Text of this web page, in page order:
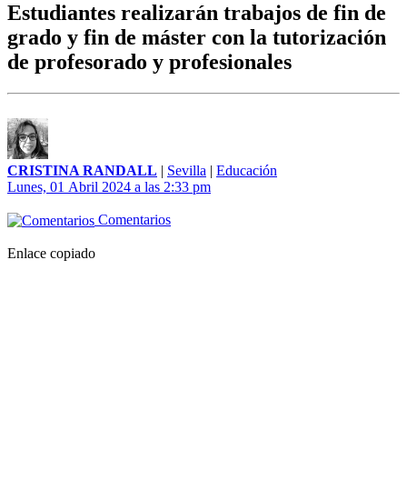
Estudiantes realizarán trabajos de fin de
grado y fin de máster con la tutorización
de profesorado y profesionales
CRISTINA RANDALL | Sevilla | Educación
Lunes, 01 Abril 2024 a las 2:33 pm
Comentarios
Enlace copiado